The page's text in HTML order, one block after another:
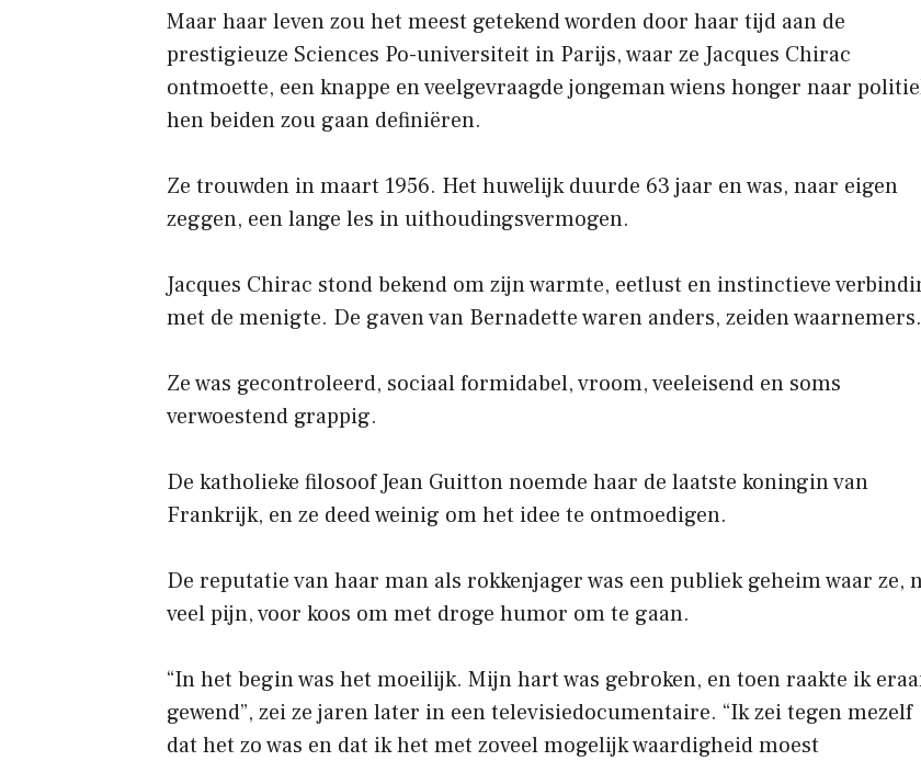
Maar haar leven zou het meest getekend worden door haar tijd aan de
prestigieuze Sciences Po-universiteit in Parijs, waar ze Jacques Chirac
ontmoette, een knappe en veelgevraagde jongeman wiens honger naar
hen beiden zou gaan definiëren.
Ze trouwden in maart 1956. Het huwelijk duurde 63 jaar en was, naar eigen
zeggen, een lange les in uithoudingsvermogen.
Jacques Chirac stond bekend om zijn warmte, eetlust en instinctieve
met de menigte. De gaven van Bernadette waren anders, zeiden waarnemers.
Ze was gecontroleerd, sociaal formidabel, vroom, veeleisend en soms
verwoestend grappig.
De katholieke filosoof Jean Guitton noemde haar de laatste koningin van
Frankrijk, en ze deed weinig om het idee te ontmoedigen.
De reputatie van haar man als rokkenjager was een publiek geheim waar ze,
veel pijn, voor koos om met droge humor om te gaan.
“In het begin was het moeilijk. Mijn hart was gebroken, en toen raakte ik
gewend”, zei ze jaren later in een televisiedocumentaire. “Ik zei tegen mezelf
dat het zo was en dat ik het met zoveel mogelijk waardigheid moest